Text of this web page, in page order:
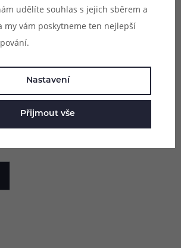
a
udělíte souhlas s jejich sběrem a
my vám poskytneme ten nejlepší
Nastavení
Přijmout vše